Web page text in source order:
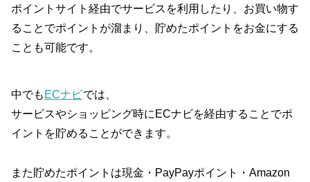
ポイントサイト経由でサービスを利用したり、お買い物す
ることでポイントが溜まり、貯めたポイントをお金にする
ことも可能です。
中でも ECナビでは、
サービスやショッピング時にECナビを経由することでポ
イントを貯めることができます。
また貯めたポイントは現金・PayPayポイント・Amazon